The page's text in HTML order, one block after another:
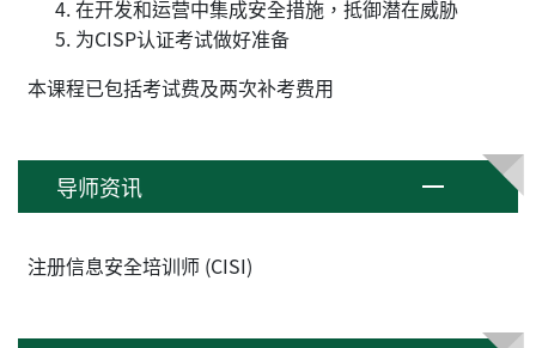
在开发和运营中集成安全措施，抵御潜在威胁
为CISP认证考试做好准备
本课程已包括考试费及两次补考费用
导师资讯
注册信息安全培训师 (CISI)